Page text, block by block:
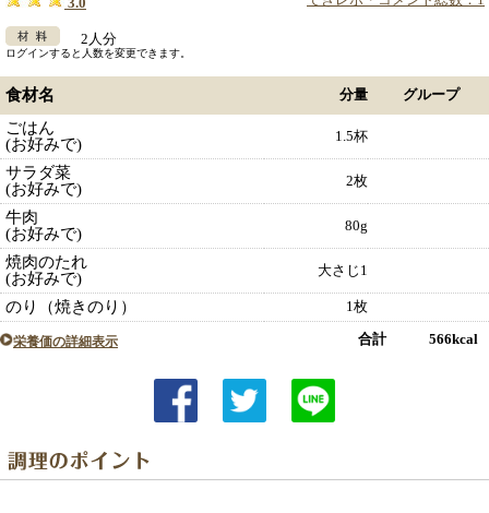
3.0
2人分
ログインすると人数を変更できます。
食材名 分量 グループ
ごはん
(お好みで)
1.5杯
サラダ菜
(お好みで)
2枚
牛肉
(お好みで)
80g
焼肉のたれ
(お好みで)
大さじ1
のり（焼きのり） 1枚
栄養価の詳細表示 合計 566kcal